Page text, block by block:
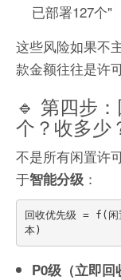
已部署127个"
这些风险如果不
款金额往往是许
🔹 第四步
个？收多少
不是所有闲置许
于智能分级 ：
回收优先级 = f(闲
P0级（立即回